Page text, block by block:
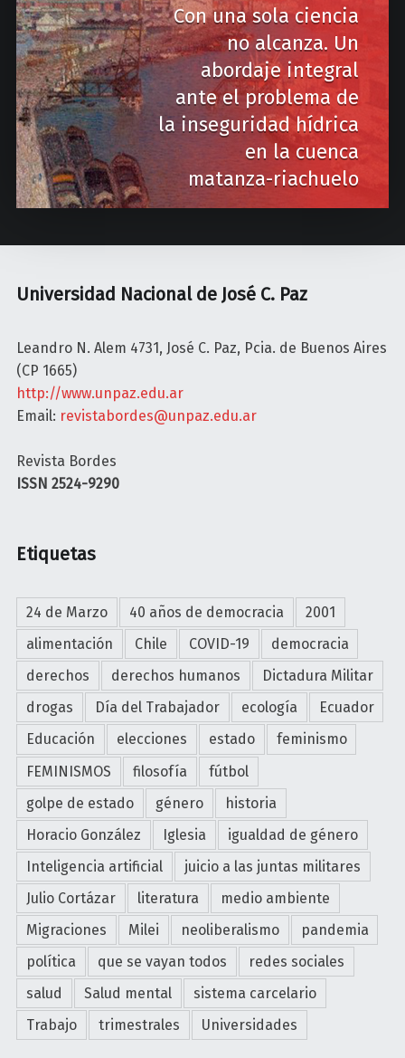
a
v
i
g
a
t
i
Con una sola ciencia
no alcanza. Un
abordaje integral
ante el problema de
la inseguridad hídrica
en la cuenca
matanza-riachuelo
Universidad Nacional de José C. Paz
Leandro N. Alem 4731, José C. Paz, Pcia. de Buenos Aires
(CP 1665)
http://www.unpaz.edu.ar
Email: revistabordes@unpaz.edu.ar
Revista Bordes
ISSN 2524-9290
Etiquetas
24 de Marzo 40 años de democracia
2001
alimentación
Chile COVID-19
democracia
derechos
derechos humanos
Dictadura Militar
drogas
Día del Trabajador ecología
Ecuador
Educación
elecciones estado
feminismo
FEMINISMOS
filosofía
fútbol
golpe de estado
género
historia
Horacio González
Iglesia
igualdad de género
Inteligencia artificial
juicio a las juntas militares
Julio Cortázar
literatura
medio ambiente
Migraciones
Milei neoliberalismo
pandemia
política
que se vayan todos
redes sociales
salud
Salud mental
sistema carcelario
Trabajo
trimestrales Universidades